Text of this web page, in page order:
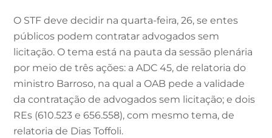
O STF deve decidir na quarta-feira, 26, se entes
públicos podem contratar advogados sem
licitação. O tema está na pauta da sessão plenária
por meio de três ações: a ADC 45, de relatoria do
ministro Barroso, na qual a OAB pede a validade
da contratação de advogados sem licitação; e dois
REs (610.523 e 656.558), com mesmo tema, de
relatoria de Dias Toffoli.